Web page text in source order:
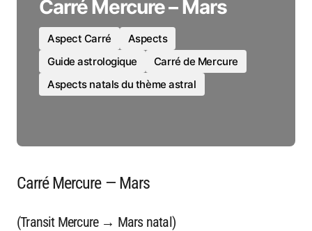
Carré Mercure – Mars
Aspect Carré
Aspects
Guide astrologique
Carré de Mercure
Aspects natals du thème astral
Carré Mercure — Mars
(Transit Mercure → Mars natal)